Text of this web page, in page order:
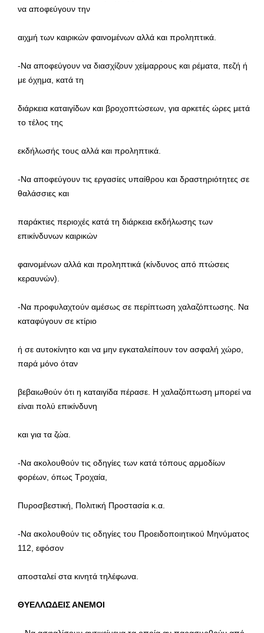
να αποφεύγουν την
αιχμή των καιρικών φαινομένων αλλά και προληπτικά.
-Να αποφεύγουν να διασχίζουν χείμαρρους και ρέματα, πεζή ή
με όχημα, κατά τη
διάρκεια καταιγίδων και βροχοπτώσεων, για αρκετές ώρες μετά
το τέλος της
εκδήλωσής τους αλλά και προληπτικά.
-Να αποφεύγουν τις εργασίες υπαίθρου και δραστηριότητες σε
θαλάσσιες και
παράκτιες περιοχές κατά τη διάρκεια εκδήλωσης των
επικίνδυνων καιρικών
φαινομένων αλλά και προληπτικά (κίνδυνος από πτώσεις
κεραυνών).
-Να προφυλαχτούν αμέσως σε περίπτωση χαλαζόπτωσης. Να
καταφύγουν σε κτίριο
ή σε αυτοκίνητο και να μην εγκαταλείπουν τον ασφαλή χώρο,
παρά μόνο όταν
βεβαιωθούν ότι η καταιγίδα πέρασε. Η χαλαζόπτωση μπορεί να
είναι πολύ επικίνδυνη
και για τα ζώα.
-Να ακολουθούν τις οδηγίες των κατά τόπους αρμοδίων
φορέων, όπως Τροχαία,
Πυροσβεστική, Πολιτική Προστασία κ.α.
-Να ακολουθούν τις οδηγίες του Προειδοποιητικού Μηνύματος
112, εφόσον
αποσταλεί στα κινητά τηλέφωνα.
ΘΥΕΛΛΩΔΕΙΣ ΑΝΕΜΟΙ